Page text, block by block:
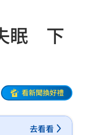
眠 下
看新聞換好禮
去看看